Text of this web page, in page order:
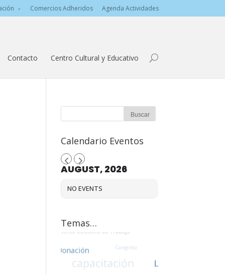
Comercios Adheridos Agenda Actividades
Contacto Centro Cultural y Educativo
Calendario Eventos
AUGUST, 2026
NO EVENTS
Temas…